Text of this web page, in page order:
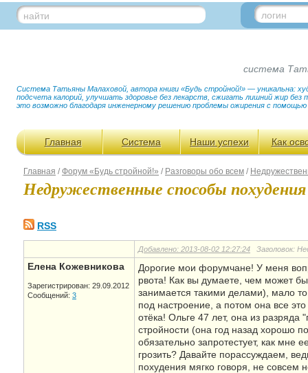
найти логин
система
Система Татьяны Малаховой, автора книги «Будь стройной!» — уникальна:
подсчета калорий, улучшать здоровье без лекарств, сжигать лишний жир
это возможно благодаря инженерному решению проблемы ожирения с
Главная Система Наши успехи Как
Главная /Форум «Будь стройной!» / Разговоры обо всем /
Недружественные способы похудения
RSS
Добавлено: 2013-08-02 12:27:24 Заголовок:
Елена Кожевникова
Зарегистрирован: 29.09.2012
Сообщений: 3
Дорогие мои форумчане! У меня
рвота! Как вы думаете, чем может
занимается такими делами), мало
под настроение, а потом она все
отёка! Ольге 47 лет, она из
стройности (она год назад хорошо
обязательно запротестует, как мне
грозить? Давайте порассуждаем,
похудения мягко говоря, не совсем